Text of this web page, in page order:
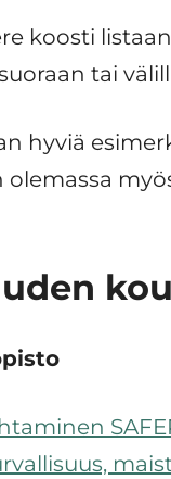
koosti
tai
hyviä
olemassa